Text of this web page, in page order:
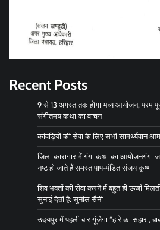
Recent Posts
9 से 13 अगस्त तक होगा भव्य आयोजन, परम
संगीतमय कथा का वाचन
कांवड़ियों की सेवा के लिए सभी सामर्थ्यवान
जिला कारागार में गंगा कथा का
नष्ट हो जाते हैं समस्त पाप-पंडित संजय कृष्ण
शिव भक्तों की सेवा करने मैं बहुत ही ऊर्जा
सुनाई देती है: सुनील सैनी
उदयपुर में पहली बार गूंजेगा “हारे का सहारा,